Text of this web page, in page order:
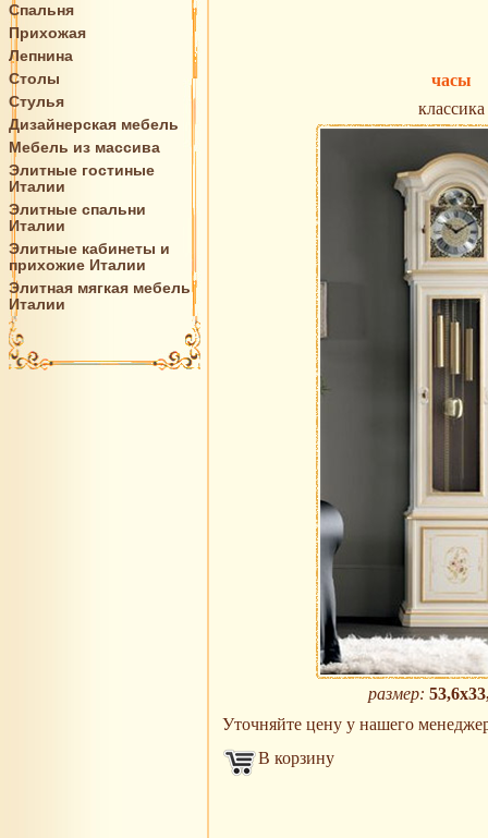
Спальня
Прихожая
Лепнина
Столы
Стулья
Дизайнерская мебель
Мебель из массива
Элитные гостиные
Италии
Элитные спальни
Италии
Элитные кабинеты и
прихожие Италии
Элитная мягкая мебель
Италии
часы
классика
размер:
Уточняйте цену у нашего
В корзину